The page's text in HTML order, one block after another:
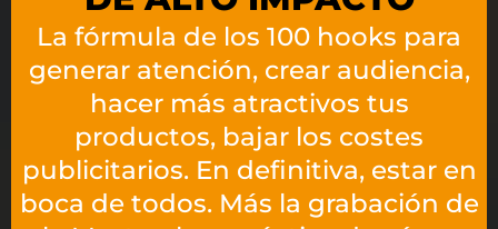
La fórmula de los 100 hooks para
generar atención, crear audiencia,
hacer más atractivos tus
productos, bajar los costes
publicitarios. En definitiva, estar en
boca de todos. Más la grabación de